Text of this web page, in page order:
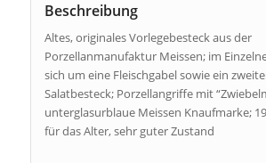
Beschreibung
Altes, originales Vorlegebesteck aus der
Porzellanmanufaktur Meissen; im
sich um eine Fleischgabel sowie ein
Salatbesteck; Porzellangriffe mit
unterglasurblaue Meissen Knaufmarke;
für das Alter, sehr guter Zustand